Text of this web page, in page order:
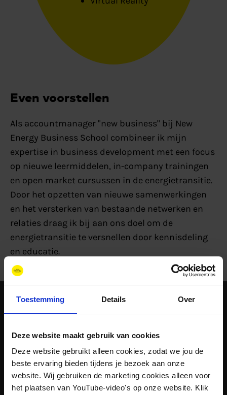
Toestemming Details Over
Deze website maakt gebruik van cookies
Deze website gebruikt alleen cookies, zodat we jou de
beste ervaring bieden tijdens je bezoek aan onze
website. Wij gebruiken de marketing cookies alleen voor
het plaatsen van YouTube-video's op onze website. Klik
Even voorstellen
Als accountmanager "new business" bij New
Energy Business School combineer ik mijn
expertise in business development met een focus
op nieuwe leermiddelen, in-company trainingen
en open market cursussen in de energietransitie.
Door het opzetten van nieuwe samenwerkingen
en het versterken van bestaande netwerken en
relaties draag ik bij aan ons doel om de
energietransitie te versnellen door kennisdeling
en educatie.
Betrokken bij de volgende